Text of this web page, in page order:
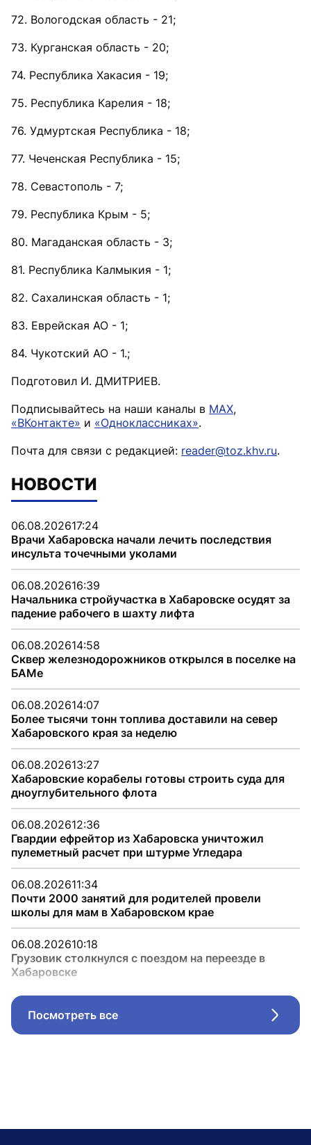
72. Вологодская область - 21;
73. Курганская область - 20;
74. Республика Хакасия - 19;
75. Республика Карелия - 18;
76. Удмуртская Республика - 18;
77. Чеченская Республика - 15;
78. Севастополь - 7;
79. Республика Крым - 5;
80. Магаданская область - 3;
81. Республика Калмыкия - 1;
82. Сахалинская область - 1;
83. Еврейская АО - 1;
84. Чукотский АО - 1.;
Подготовил И. ДМИТРИЕВ.
Подписывайтесь на наши каналы в MAX,
«ВКонтакте» и «Одноклассниках».
Почта для связи с редакцией: reader@toz.khv.ru.
НОВОСТИ
06.08.202617:24
Врачи Хабаровска начали лечить последствия
инсульта точечными уколами
06.08.202616:39
Начальника стройучастка в Хабаровске осудят за
падение рабочего в шахту лифта
06.08.202614:58
Сквер железнодорожников открылся в поселке на
БАМе
06.08.202614:07
Более тысячи тонн топлива доставили на север
Хабаровского края за неделю
06.08.202613:27
Хабаровские корабелы готовы строить суда для
дноуглубительного флота
06.08.202612:36
Гвардии ефрейтор из Хабаровска уничтожил
пулеметный расчет при штурме Угледара
06.08.202611:34
Почти 2000 занятий для родителей провели
школы для мам в Хабаровском крае
06.08.202610:18
Грузовик столкнулся с поездом на переезде в
Хабаровске
Посмотреть все